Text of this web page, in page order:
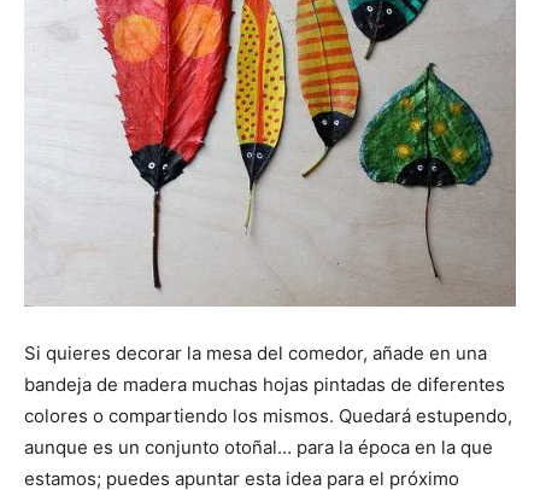
Si quieres decorar la mesa del comedor, añade en una
bandeja de madera muchas hojas pintadas de diferentes
colores o compartiendo los mismos. Quedará estupendo,
aunque es un conjunto otoñal… para la época en la que
estamos; puedes apuntar esta idea para el próximo